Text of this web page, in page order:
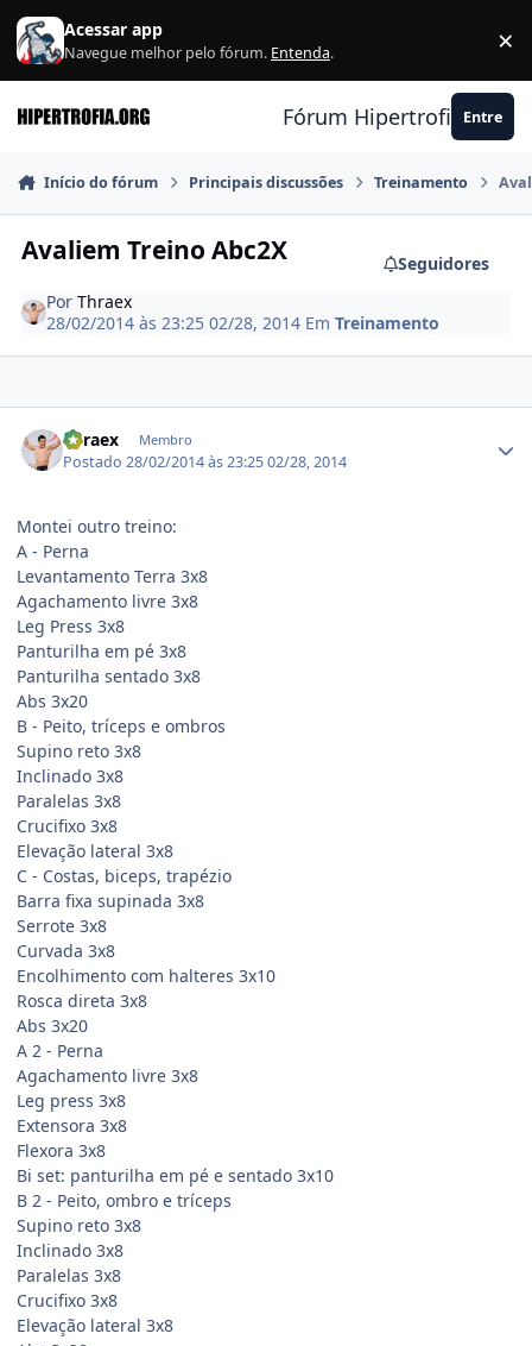
Ir para conteúdo
Acessar app
Navegue melhor pelo fórum. Entenda. ×
Fórum Hipertrofia.org
Entre
Início do fórum Principais discussões Treinamento
Avaliem Treino Abc2X
Seguidores
PorThraex
28/02/2014 às 23:2502/28, 2014 EmTreinamento
Thraex Membro
Postado28/02/2014 às 23:2502/28, 2014
Montei outro treino:
A - Perna
Levantamento Terra 3x8
Agachamento livre 3x8
Leg Press 3x8
Panturilha em pé 3x8
Panturilha sentado 3x8
Abs 3x20
B - Peito, tríceps e ombros
Supino reto 3x8
Inclinado 3x8
Paralelas 3x8
Crucifixo 3x8
Elevação lateral 3x8
C - Costas, biceps, trapézio
Barra fixa supinada 3x8
Serrote 3x8
Curvada 3x8
Encolhimento com halteres 3x10
Rosca direta 3x8
Abs 3x20
A 2 - Perna
Agachamento livre 3x8
Leg press 3x8
Extensora 3x8
Flexora 3x8
Bi set: panturilha em pé e sentado 3x10
B 2 - Peito, ombro e tríceps
Supino reto 3x8
Inclinado 3x8
Paralelas 3x8
Crucifixo 3x8
Elevação lateral 3x8